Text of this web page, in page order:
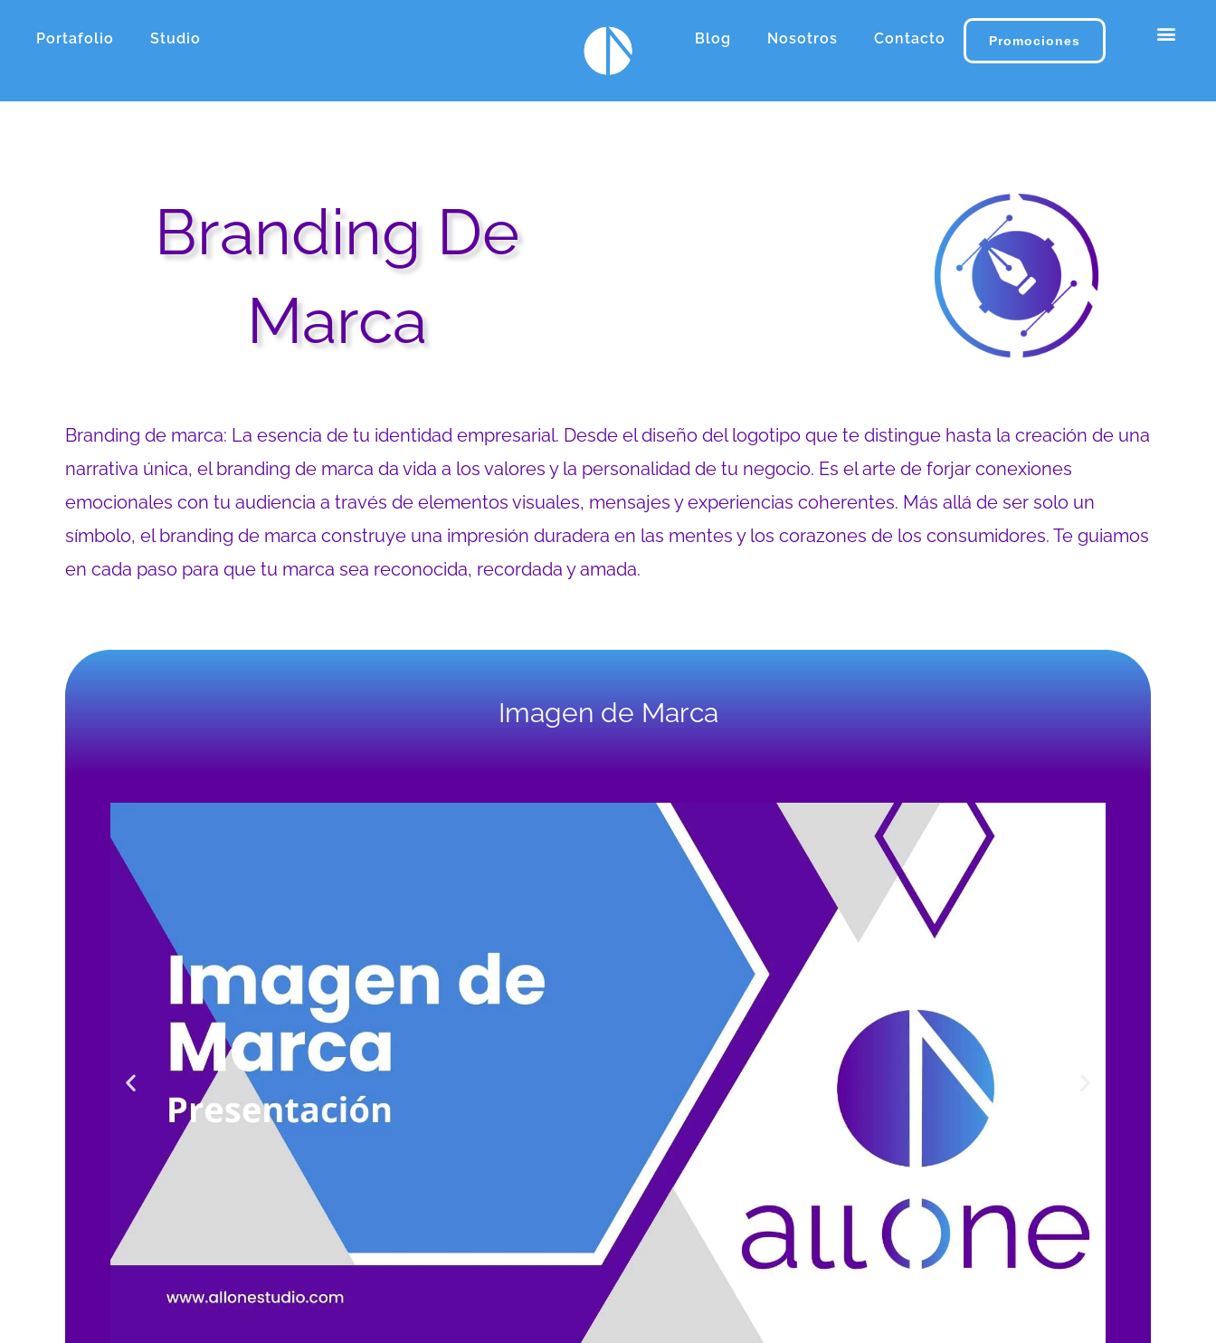
Portafolio Studio Blog Nosotros Contacto Promociones
Branding De
Marca
Branding de marca: La esencia de tu identidad empresarial. Desde el diseño del logotipo que te distingue hasta la creación de una
narrativa única, el branding de marca da vida a los valores y la personalidad de tu negocio. Es el arte de forjar conexiones
emocionales con tu audiencia a través de elementos visuales, mensajes y experiencias coherentes. Más allá de ser solo un
símbolo, el branding de marca construye una impresión duradera en las mentes y los corazones de los consumidores. Te guiamos
en cada paso para que tu marca sea reconocida, recordada y amada.
Imagen de Marca